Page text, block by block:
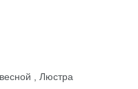
, Люстра